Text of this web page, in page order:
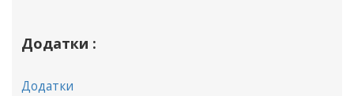
Додатки :
Додатки